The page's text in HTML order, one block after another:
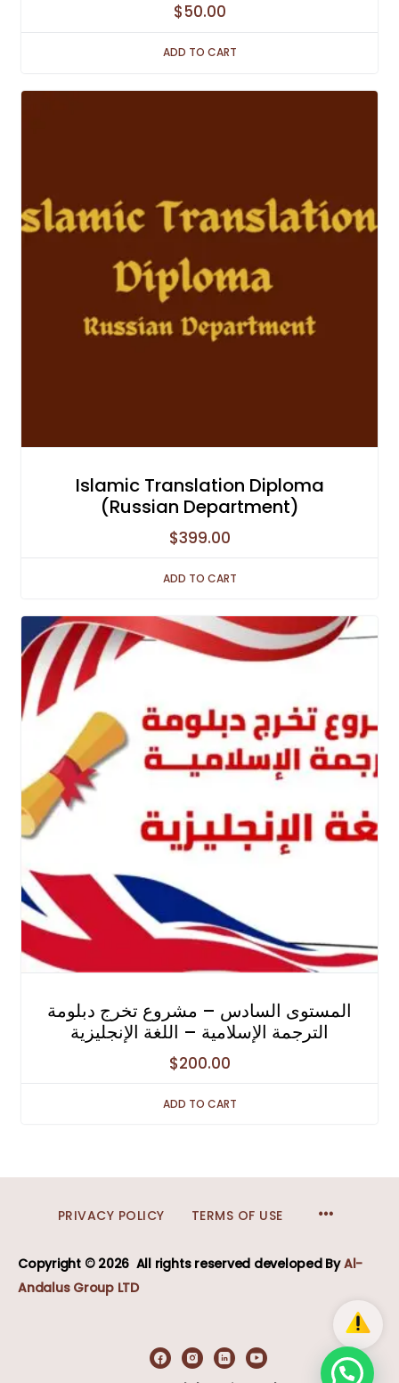
$50.00
ADD TO CART
Islamic Translation Diploma
(Russian Department)
$399.00
ADD TO CART
المستوى السادس – مشروع تخرج دبلومة
الترجمة الإسلامية – اللغة الإنجليزية
$200.00
ADD TO CART
PRIVACY POLICY TERMS OF USE
Copyright © 2026 All rights reserved developedByAl-
Andalus Group LTD